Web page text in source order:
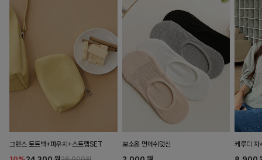
그렌스 토트백+파우치+스트랩SET 뽀소옹 면메쉬덧신 케루디 자